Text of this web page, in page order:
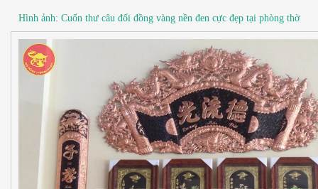
Hình ảnh: Cuốn thư câu đối đồng vàng nền đen cực đẹp tại phòng thờ